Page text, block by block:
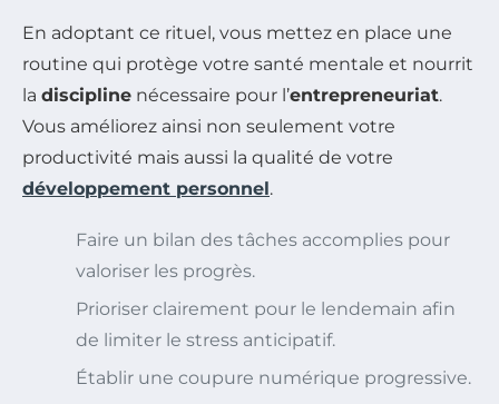
En adoptant ce rituel, vous mettez en place une
routine qui protège votre santé mentale et nourrit
la discipline nécessaire pour l’entrepreneuriat.
Vous améliorez ainsi non seulement votre
productivité mais aussi la qualité de votre
développement personnel.
Faire un bilan des tâches accomplies pour
valoriser les progrès.
Prioriser clairement pour le lendemain afin
de limiter le stress anticipatif.
Établir une coupure numérique progressive.